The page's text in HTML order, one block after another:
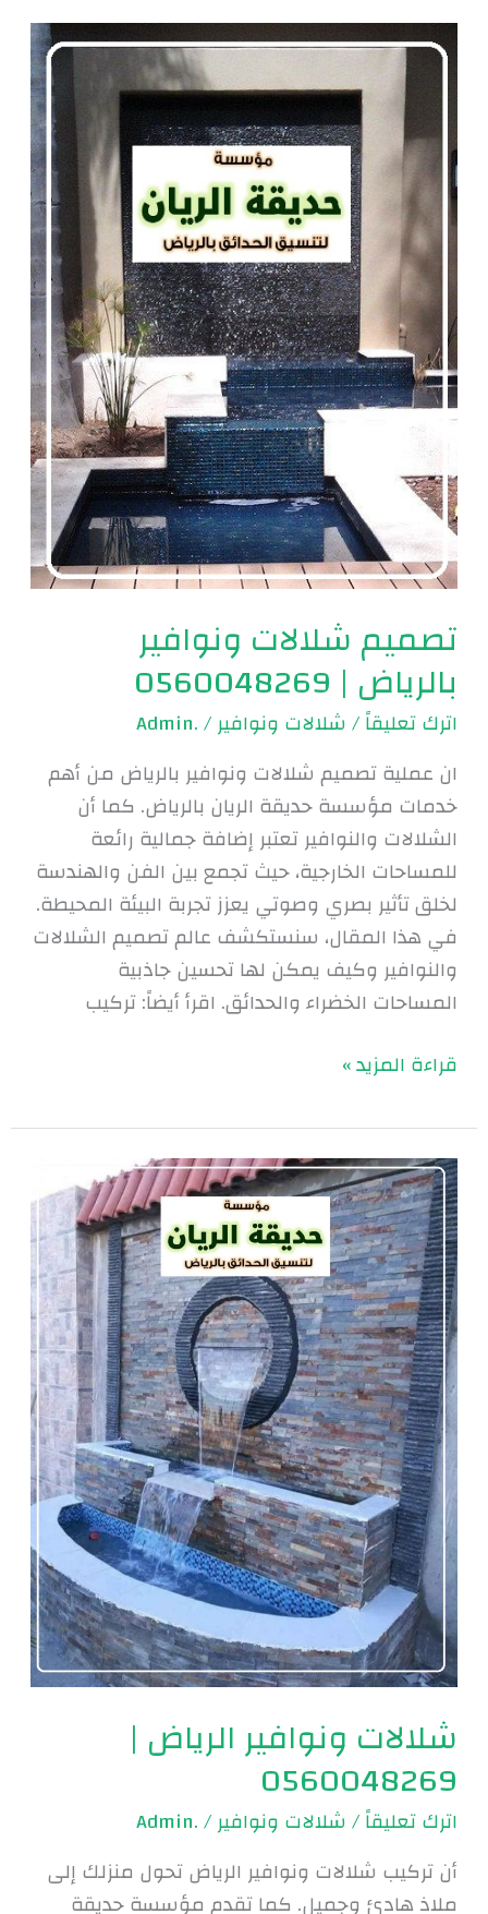
تصميم شلالات ونوافير
بالرياض | 0560048269
اترك تعليقاً/شلالات ونوافير/
.Admin
ان عملية تصميم شلالات ونوافير بالرياض من أهم
خدمات مؤسسة حديقة الريان بالرياض. كما أن
الشلالات والنوافير تعتبر إضافة جمالية رائعة
للمساحات الخارجية، حيث تجمع بين الفن والهندسة
لخلق تأثير بصري وصوتي يعزز تجربة البيئة المحيطة.
في هذا المقال، سنستكشف عالم تصميم الشلالات
والنوافير وكيف يمكن لها تحسين جاذبية
المساحات الخضراء والحدائق. اقرأ أيضاً: تركيب
تصميم
شلالات
ونوافير
بالرياض
|
0560048269
قراءة المزيد »
شلالات ونوافير الرياض |
0560048269
اترك تعليقاً/شلالات ونوافير/
.Admin
أن تركيب شلالات ونوافير الرياض تحول منزلك إلى
ملاذ هادئ وجميل. كما تقدم مؤسسة حديقة
شلالات
ونوافير
الرياض
|
0560048269